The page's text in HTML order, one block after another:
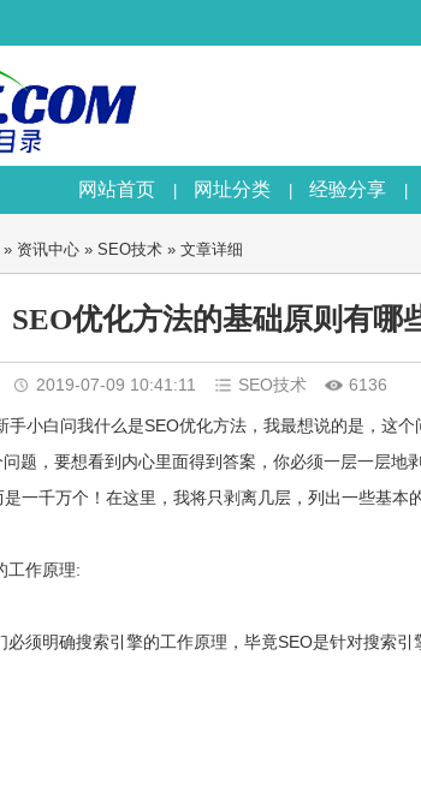
网站首页 | 网址分类 | 经验分享 |
» 资讯中心 » SEO技术 » 文章详细
SEO优化方法的基础原则有哪
2019-07-09 10:41:11 SEO技术 6136
手小白问我什么是SEO优化方法，我最想说的是，这
题，要想看到内心里面得到答案，你必须一层一层地
一千万个！在这里，我将只剥离几层，列出一些基本
工作原理:
必须明确搜索引擎的工作原理，毕竟SEO是针对搜索